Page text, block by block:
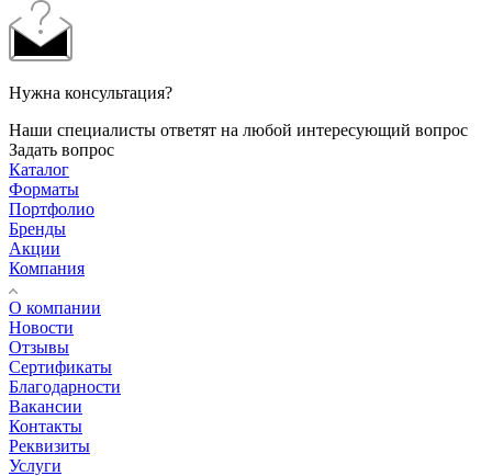
Нужна консультация?
Наши специалисты ответят на любой интересующий вопрос
Задать вопрос
Каталог
Форматы
Портфолио
Бренды
Акции
Компания
О компании
Новости
Отзывы
Сертификаты
Благодарности
Вакансии
Контакты
Реквизиты
Услуги